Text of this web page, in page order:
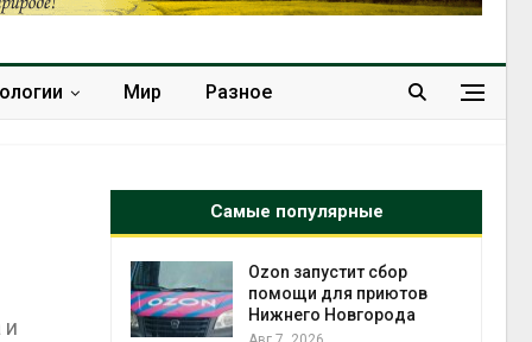
Мир Разное
и
Самые популярные
к
Ozon запустит сбор
помощи для приютов
Нижнего Новгорода